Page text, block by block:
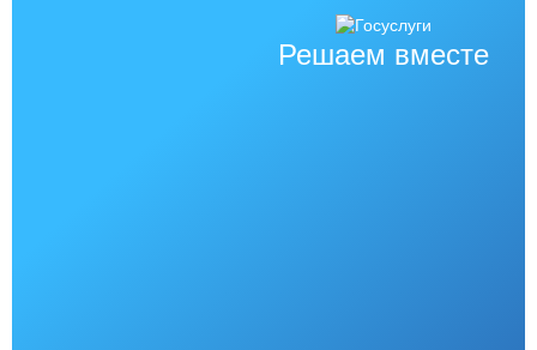
Решаем вместе